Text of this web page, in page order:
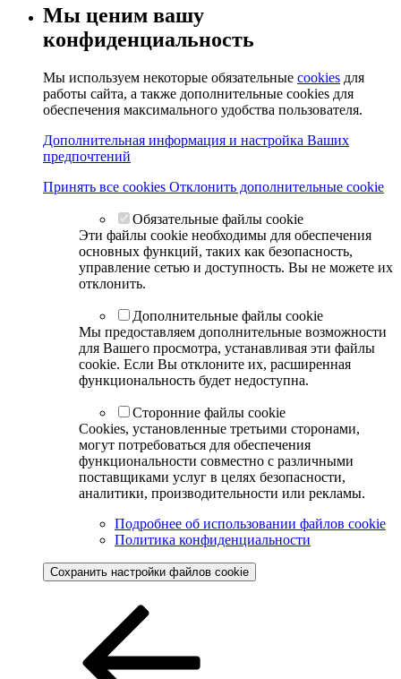
Мы ценим вашу
конфиденциальность
Мы используем некоторые обязательные cookies для
работы сайта, а также дополнительные cookies для
обеспечения максимального удобства пользователя.
Дополнительная информация и настройка Ваших
предпочтений
Принять все cookies Отклонить дополнительные cookie
Обязательные файлы cookie
Эти файлы cookie необходимы для обеспечения
основных функций, таких как безопасность,
управление сетью и доступность. Вы не можете их
отклонить.
Дополнительные файлы cookie
Мы предоставляем дополнительные возможности
для Вашего просмотра, устанавливая эти файлы
cookie. Если Вы отклоните их, расширенная
функциональность будет недоступна.
Сторонние файлы cookie
Cookies, установленные третьими сторонами,
могут потребоваться для обеспечения
функциональности совместно с различными
поставщиками услуг в целях безопасности,
аналитики, производительности или рекламы.
Подробнее об использовании файлов cookie
Политика конфиденциальности
Сохранить настройки файлов cookie